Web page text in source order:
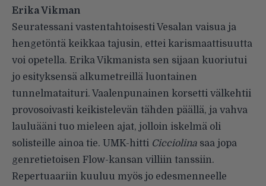
Erika Vikman
Seuratessani vastentahtoisesti Vesalan vaisua ja
hengetöntä keikkaa tajusin, ettei karismaattisuutta
voi opetella. Erika Vikmanista sen sijaan kuoriutui
jo esityksensä alkumetreillä luontainen
tunnelmataituri. Vaalenpunainen korsetti välkehtii
provosoivasti keikistelevän tähden päällä, ja vahva
lauluääni tuo mieleen ajat, jolloin iskelmä oli
solisteille ainoa tie. UMK-hitti Cicciolina saa jopa
genretietoisen Flow-kansan villiin tanssiin.
Repertuaariin kuuluu myös jo edesmenneelle